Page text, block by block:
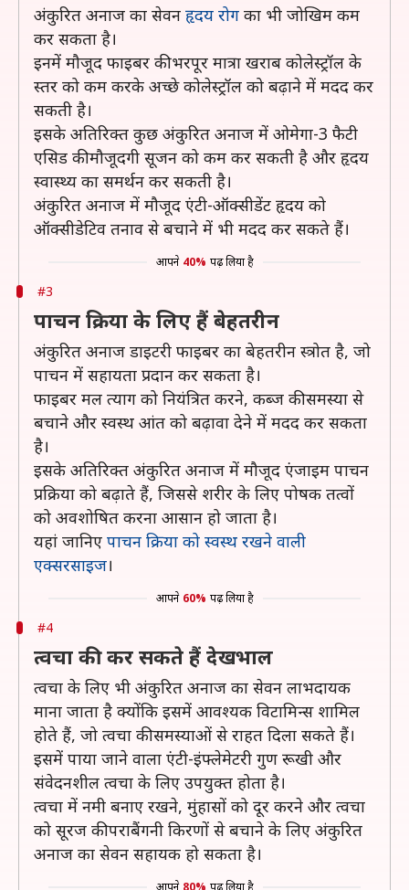
अंकुरित अनाज का सेवन हृदय रोग का भी जोखिम कम
कर सकता है।
इनमें मौजूद फाइबर की भरपूर मात्रा खराब कोलेस्ट्रॉल के
स्तर को कम करके अच्छे कोलेस्ट्रॉल को बढ़ाने में मदद कर
सकती है।
इसके अतिरिक्त कुछ अंकुरित अनाज में ओमेगा-3 फैटी
एसिड की मौजूदगी सूजन को कम कर सकती है और हृदय
स्वास्थ्य का समर्थन कर सकती है।
अंकुरित अनाज में मौजूद एंटी-ऑक्सीडेंट हृदय को
ऑक्सीडेटिव तनाव से बचाने में भी मदद कर सकते हैं।
आपने 40% पढ़ लिया है
#3
पाचन क्रिया के लिए हैं बेहतरीन
अंकुरित अनाज डाइटरी फाइबर का बेहतरीन स्त्रोत है, जो
पाचन में सहायता प्रदान कर सकता है।
फाइबर मल त्याग को नियंत्रित करने, कब्ज की समस्या से
बचाने और स्वस्थ आंत को बढ़ावा देने में मदद कर सकता
है।
इसके अतिरिक्त अंकुरित अनाज में मौजूद एंजाइम पाचन
प्रक्रिया को बढ़ाते हैं, जिससे शरीर के लिए पोषक तत्वों
को अवशोषित करना आसान हो जाता है।
यहां जानिए पाचन क्रिया को स्वस्थ रखने वाली
एक्सरसाइज।
आपने 60% पढ़ लिया है
#4
त्वचा की कर सकते हैं देखभाल
त्वचा के लिए भी अंकुरित अनाज का सेवन लाभदायक
माना जाता है क्योंकि इसमें आवश्यक विटामिन्स शामिल
होते हैं, जो त्वचा की समस्याओं से राहत दिला सकते हैं।
इसमें पाया जाने वाला एंटी-इंफ्लेमेटरी गुण रूखी और
संवेदनशील त्वचा के लिए उपयुक्त होता है।
त्वचा में नमी बनाए रखने, मुंहासों को दूर करने और त्वचा
को सूरज की पराबैंगनी किरणों से बचाने के लिए अंकुरित
अनाज का सेवन सहायक हो सकता है।
आपने 80% पढ़ लिया है